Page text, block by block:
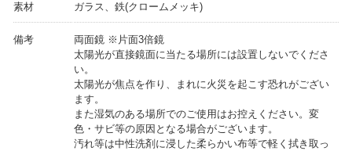
素材 ガラス、鉄(クロームメッキ)
備考
両面鏡 ※片面3倍鏡
太陽光が直接鏡面に当たる場所には設置しないでくださ
い。
太陽光が焦点を作り、まれに火災を起こす恐れがござい
ます。
また湿気のある場所でのご使用はお控えください。変
色・サビ等の原因となる場合がございます。
汚れ等は中性洗剤に浸した柔らかい布等で軽く拭き取っ